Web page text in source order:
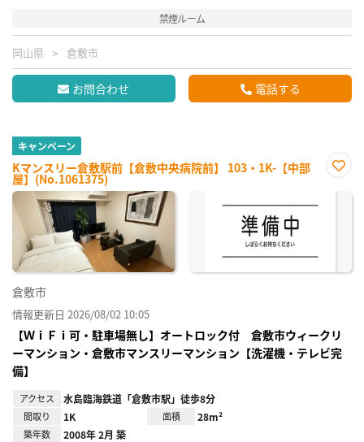
禁煙ルーム
岡山県 倉敷市
お問合わせ 電話する
キャンペーン
Kマンスリー倉敷駅前【倉敷中央病院前】 103・1K-【中部
屋】(No.1061375)
に入
倉敷市
情報更新日 2026/08/02 10:05
【ＷｉＦｉ可・駐車場無し】オートロック付 倉敷市ウィークリ
ーマンション・倉敷市マンスリーマンション【洗濯機・テレビ完
備】
アクセス 水島臨海鉄道「倉敷市駅」徒歩8分
間取り 1K 面積 28m²
築年数 2008年 2月 築